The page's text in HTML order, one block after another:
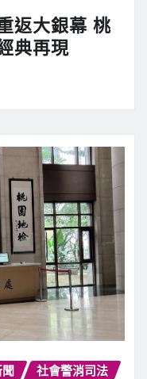
返大銀幕 桃
典再現
社會警消司法